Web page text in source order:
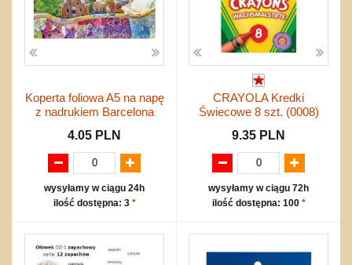
Koperta foliowa A5 na napę
z nadrukiem Barcelona
4.05 PLN
wysyłamy w ciągu 24h
ilość dostępna: 3 *
CRAYOLA Kredki
Świecowe 8 szt. (0008)
9.35 PLN
wysyłamy w ciągu 72h
ilość dostępna: 100 *